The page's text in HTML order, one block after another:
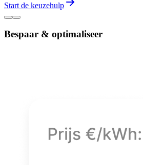
Start de keuzehulp
Bespaar & optimaliseer